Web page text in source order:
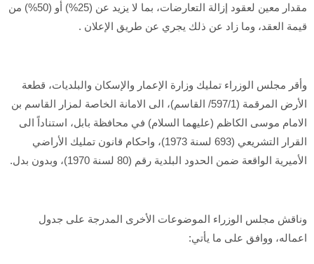
مقدار معين لعقود إزالة التعارضات، بما لا يزيد عن (25%) أو (50%) من
قيمة العقد، وما زاد عن ذلك يجري عن طريق الإعلان .
وأقر مجلس الوزراء تمليك وزارة الإعمار والإسكان والبلديات، قطعة
الأرض المرقمة (597/1/ القاسم)، الى الامانة الخاصة لمزار القاسم بن
الامام موسى الكاظم (عليهما السلام) في محافظة بابل، استناداً الى
القرار التشريعي (693 لسنة 1973)، واحكام قانون تمليك الأراضي
الأميرية الواقعة ضمن الحدود البلدية رقم (80 لسنة 1970)، وبدون بدل.
وناقش مجلس الوزراء الموضوعات الأخرى المدرجة على جدول
اعماله، ووافق على ما يأتي: